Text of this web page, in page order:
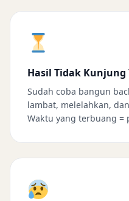
Hasil Tidak
Sudah coba bangun
lambat, melelahkan,
Waktu yang terbuang =